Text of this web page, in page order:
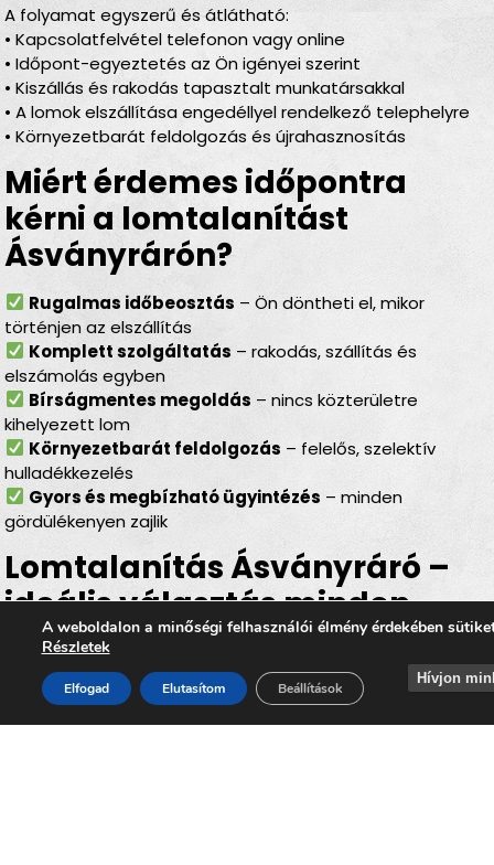
A folyamat egyszerű és átlátható:
• Kapcsolatfelvétel telefonon vagy online
• Időpont-egyeztetés az Ön igényei szerint
• Kiszállás és rakodás tapasztalt munkatársakkal
• A lomok elszállítása engedéllyel rendelkező telephelyre
• Környezetbarát feldolgozás és újrahasznosítás
Miért érdemes időpontra
kérni a lomtalanítást
Ásványrárón?
Rugalmas időbeosztás – Ön döntheti el, mikor
történjen az elszállítás
Komplett szolgáltatás – rakodás, szállítás és
elszámolás egyben
Bírságmentes megoldás – nincs közterületre
kihelyezett lom
Környezetbarát feldolgozás – felelős, szelektív
hulladékkezelés
Gyors és megbízható ügyintézés – minden
gördülékenyen zajlik
Lomtalanítás Ásványráró –
ideális választás minden
helyzetben
Legyen szófelújításról, költözésről, garázs- vagy
padlásürítésről, esetleg egy örökölt ingatlan
A weboldalon a minőségi felhasználói élmény érdekében
Részletek
Elfogad Elutasítom Beállítások
Hívjon